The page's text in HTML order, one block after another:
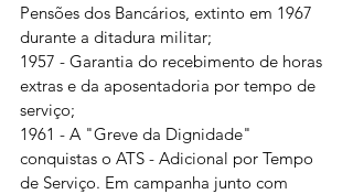
Pensões dos Bancários, extinto em 1967
durante a ditadura militar;
1957 - Garantia do recebimento de horas
extras e da aposentadoria por tempo de
serviço;
1961 - A "Greve da Dignidade"
conquistas o ATS - Adicional por Tempo
de Serviço. Em campanha junto com